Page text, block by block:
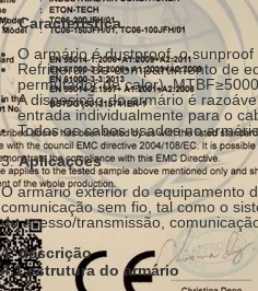
2.Característica
O armário é dustproof, o
Refrigerar de compartimento de
permutador de calor).
A disposição do armário é
entrada individualmente para o
Todos os cabos usados no
3.Aplicações
O armário exterior do equipamento
comunicação sem fio, tal como o
do acesso/transmissão,
4. descrição
4,1 estrutura do armário